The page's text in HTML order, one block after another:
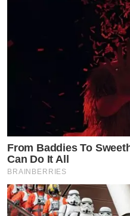
From Baddies To
Can Do It All
BRAINBERRIES